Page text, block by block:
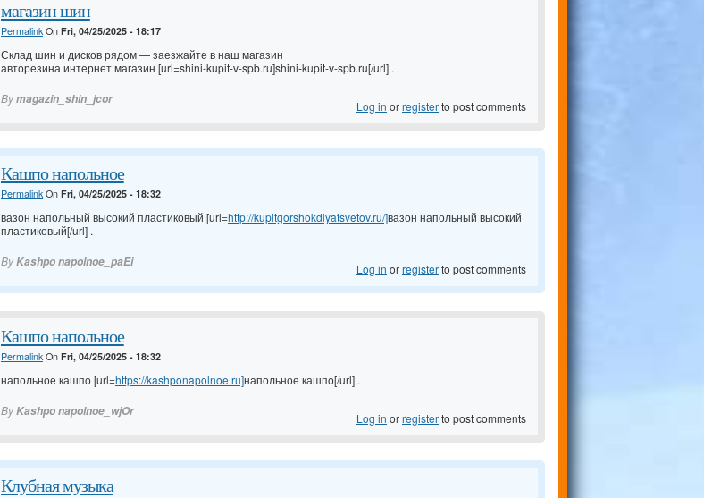
магазин шин
PermalinkOn Fri, 04/25/2025 - 18:17
Склад шин и дисков рядом — заезжайте в наш магазин
авторезина интернет магазин [url=shini-kupit-v-spb.ru]shini-kupit-v-spb.ru[/url] .
Bymagazin_shin_jcor Log in orregisterto post comments
Кашпо напольное
PermalinkOn Fri, 04/25/2025 - 18:32
вазон напольный высокий пластиковый [url=http://kupitgorshokdlyatsvetov.ru/]вазон напольный высокий
пластиковый[/url] .
ByKashpo napolnoe_paEi Log in orregisterto post comments
Кашпо напольное
PermalinkOn Fri, 04/25/2025 - 18:32
напольное кашпо [url=https://kashponapolnoe.ru]напольное кашпо[/url] .
ByKashpo napolnoe_wjOr Log in orregisterto post comments
Клубная музыка